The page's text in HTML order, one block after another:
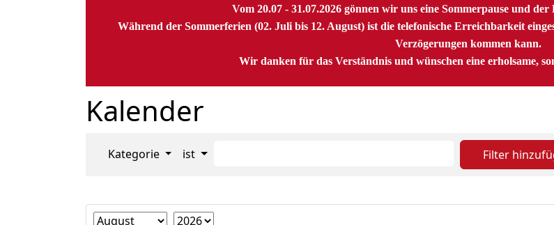
Vom 20.07 - 31.07.2026 gönnen wir uns eine Sommerpause und
Während der Sommerferien (02. Juli bis 12. August) ist die telefonische Erreichbarkeit
Verzögerungen kommen kann.
Wir danken für das Verständnis und wünschen eine erholsame,
Kalender
Kategorie ist Filter